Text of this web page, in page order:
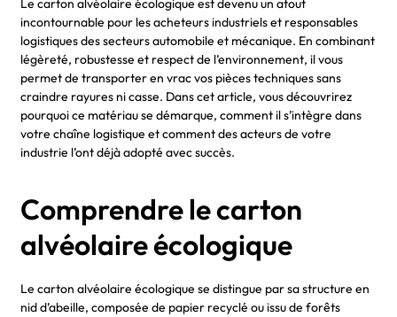
incontournable pour les acheteurs industriels et responsables
logistiques des secteurs automobile et mécanique. En combinant
légèreté, robustesse et respect de l’environnement, il vous
permet de transporter en vrac vos pièces techniques sans
craindre rayures ni casse. Dans cet article, vous découvrirez
pourquoi ce matériau se démarque, comment il s’intègre dans
votre chaîne logistique et comment des acteurs de votre
industrie l’ont déjà adopté avec succès.
Comprendre le carton
alvéolaire écologique
Le carton alvéolaire écologique se distingue par sa structure en
nid d’abeille, composée de papier recyclé ou issu de forêts